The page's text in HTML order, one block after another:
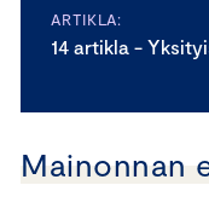
ARTIKLA:
14 artikla -
Mainonnan